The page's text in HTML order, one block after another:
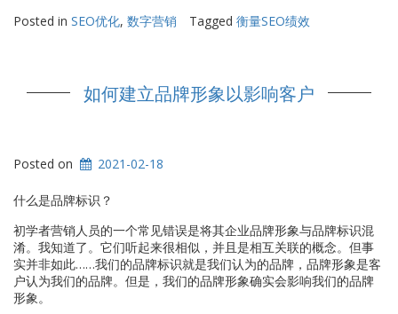
Posted in SEO优化, 数字营销 Tagged 衡量SEO绩效
如何建立品牌形象以影响客户
Posted on 2021-02-18
什么是品牌标识？
初学者营销人员的一个常见错误是将其企业品牌形象与品牌标识混
淆。我知道了。它们听起来很相似，并且是相互关联的概念。但事
实并非如此……我们的品牌标识就是我们认为的品牌，品牌形象是客
户认为我们的品牌。但是，我们的品牌形象确实会影响我们的品牌
形象。